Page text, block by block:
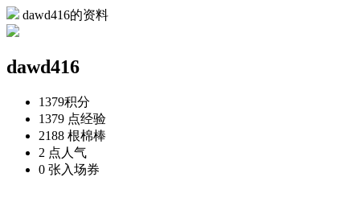
dawd416的资料
dawd416
1379积分
1379 点经验
2188 根棉棒
2 点 人气
0 张 入场券